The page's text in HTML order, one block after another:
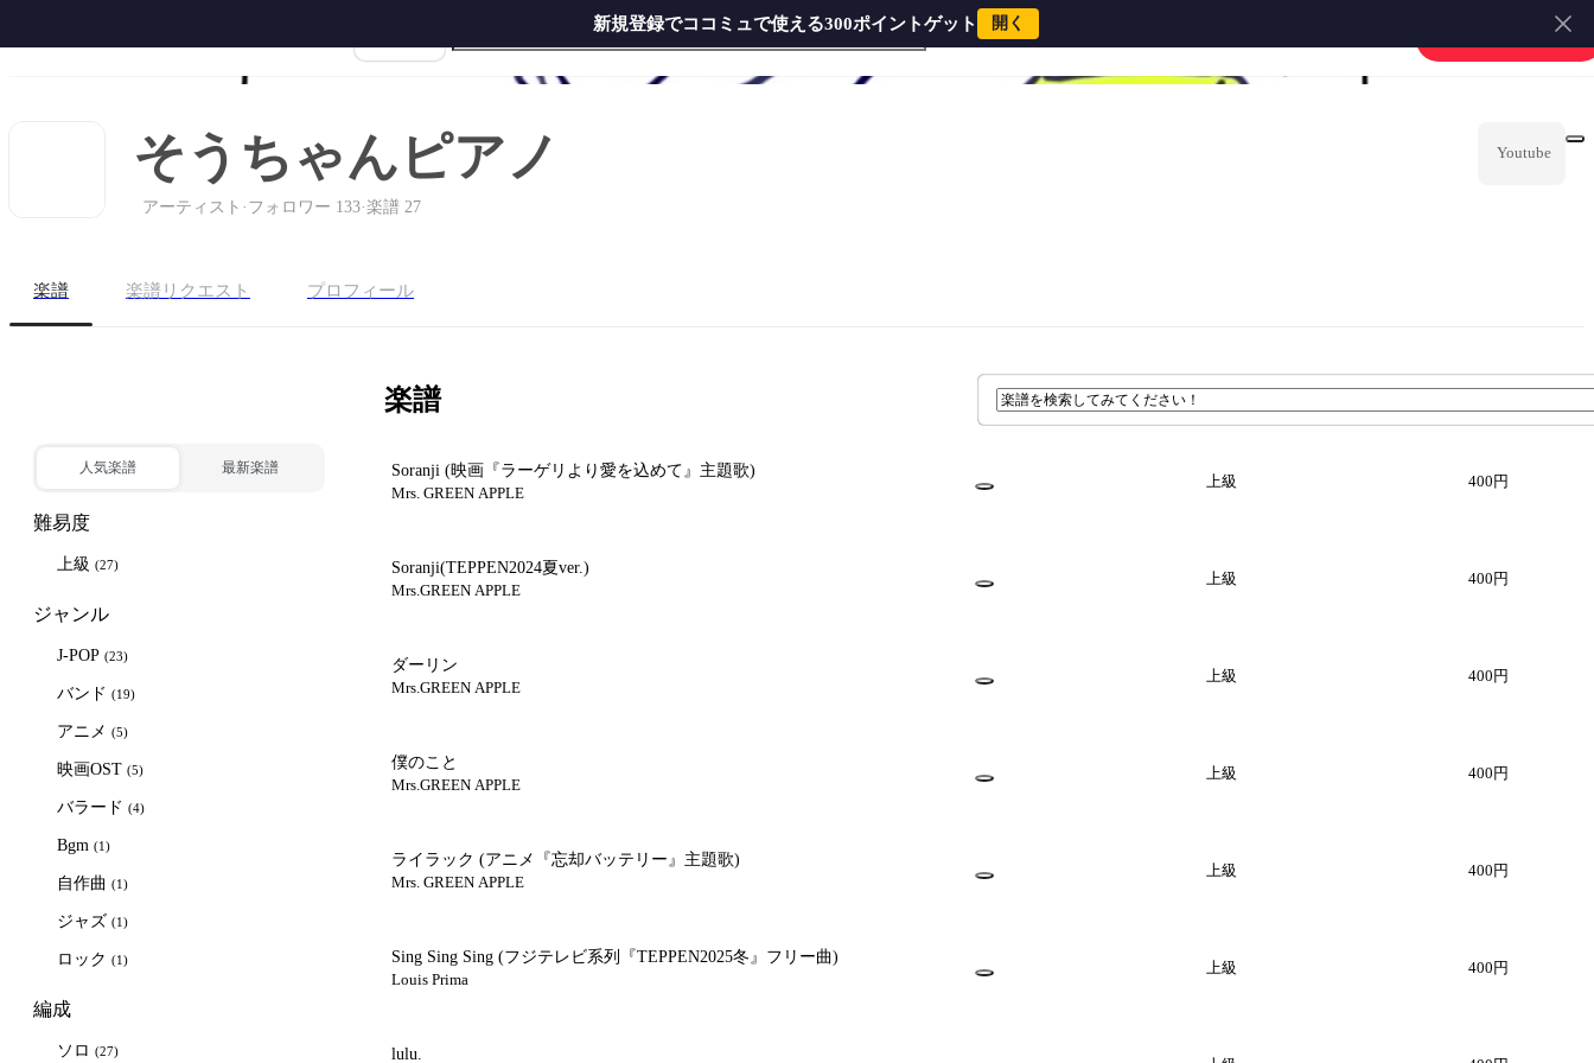
会員登録・ログイン
新規登録でココミュで使える300ポイントゲット 開く
ドラム 弦楽器 木管楽器 金管楽器
そうちゃんピアノ
アーティスト · フォロワー 133·楽譜 27
Youtube
楽譜 楽譜リクエスト プロフィール
人気楽譜 最新楽譜
難易度
上級 (27)
ジャンル
J-POP (23)
バンド (19)
アニメ (5)
映画OST (5)
バラード (4)
Bgm (1)
自作曲 (1)
ジャズ (1)
ロック (1)
編成
ソロ (27)
楽譜
Soranji (映画『ラーゲリより愛を込めて』主題歌)
Mrs. GREEN APPLE
上級 400円
Soranji(TEPPEN2024夏ver.)
Mrs.GREEN APPLE
上級 400円
ダーリン
Mrs.GREEN APPLE
上級 400円
僕のこと
Mrs.GREEN APPLE
上級 400円
ライラック (アニメ『忘却バッテリー』主題歌)
Mrs. GREEN APPLE
上級 400円
Sing Sing Sing (フジテレビ系列『TEPPEN2025冬』フリー曲)
Louis Prima
上級 400円
lulu.